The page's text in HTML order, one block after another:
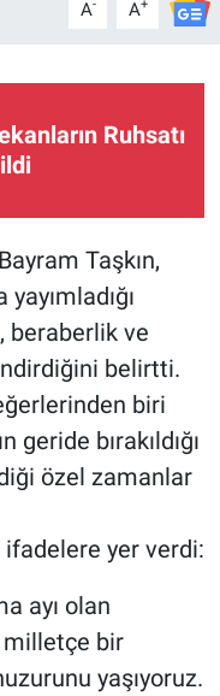
A- A+
Ruhsatı
Taşkın,
beraberlik ve
belirtti.
biri
geride bırakıldığı
özel zamanlar
ifadelere yer verdi:
ayı olan
milletçe bir
yaşıyoruz.